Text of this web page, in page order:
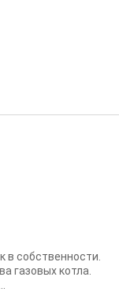
в собственности.
газовых котла.